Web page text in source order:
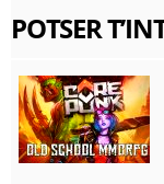
POTSER